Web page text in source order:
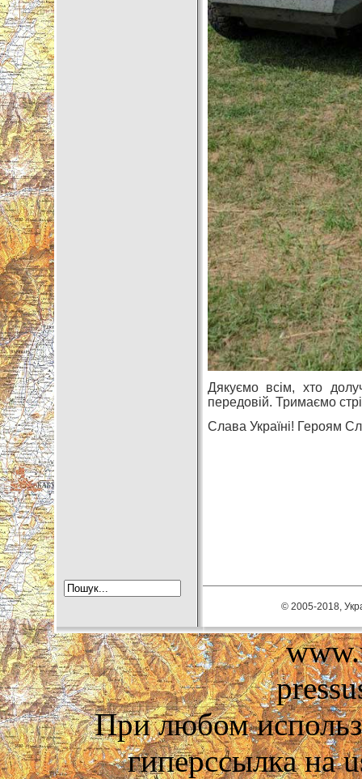
Дякуємо всім, хто
передовій. Тримаємо
Слава Україні! Героям
© 2005-2018,
При любом
гиперссылка на